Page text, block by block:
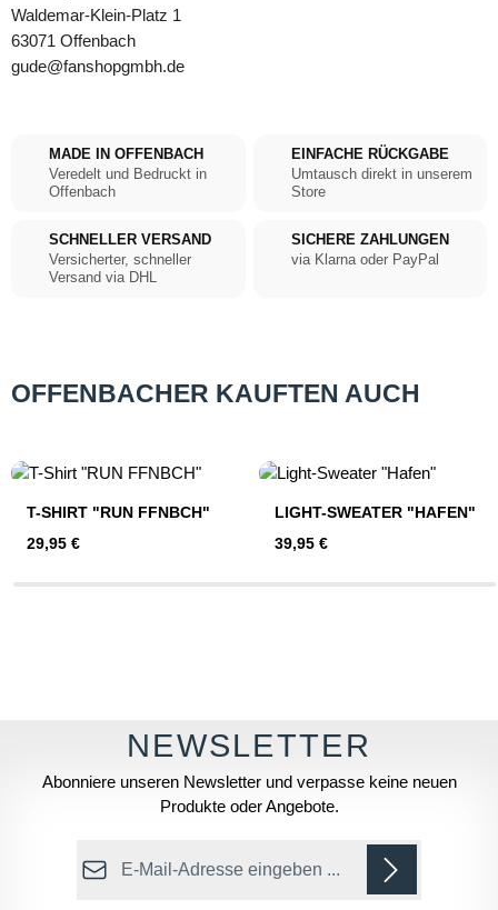
Waldemar-Klein-Platz 1
63071 Offenbach
gude@fanshopgmbh.de
MADE IN OFFENBACH
Veredelt und Bedruckt in
Offenbach
EINFACHE RÜCKGABE
Umtausch direkt in unserem
Store
SCHNELLER VERSAND
Versicherter, schneller
Versand via DHL
SICHERE ZAHLUNGEN
via Klarna oder PayPal
OFFENBACHER KAUFTEN AUCH
T-SHIRT "RUN FFNBCH"
Regulärer Preis:
29,95 €
LIGHT-SWEATER "HAFEN"
Regulärer Preis:
39,95 €
Abonniere unseren Newsletter und verpasse keine neuen
Produkte oder Angebote.
E-Mail-Adresse*